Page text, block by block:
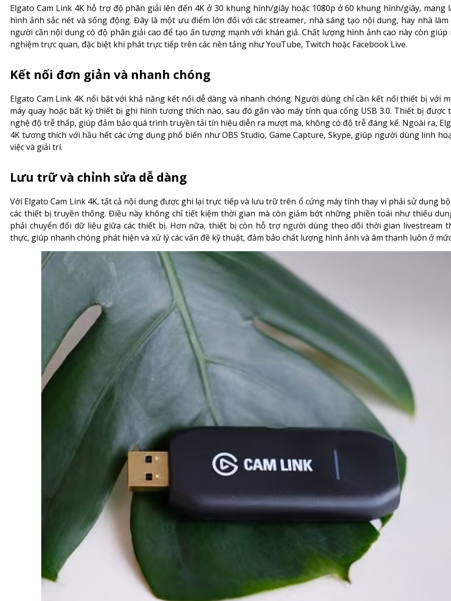
Elgato Cam Link 4K hỗ trợ độ phân giải lên đến 4K ở 30 khung hình/giây hoặc 1080p ở 60 khung hình/giây, mang
hình ảnh sắc nét và sống động. Đây là một ưu điểm lớn đối với các streamer, nhà sáng tạo nội dung, hay nhà
người cần nội dung có độ phân giải cao để tạo ấn tượng mạnh với khán giả. Chất lượng hình ảnh cao này còn giúp
nghiệm trực quan, đặc biệt khi phát trực tiếp trên các nền tảng như YouTube, Twitch hoặc Facebook Live.
Kết nối đơn giản và nhanh chóng
Elgato Cam Link 4K nổi bật với khả năng kết nối dễ dàng và nhanh chóng. Người dùng chỉ cần kết nối thiết bị với
máy quay hoặc bất kỳ thiết bị ghi hình tương thích nào, sau đó gắn vào máy tính qua cổng USB 3.0. Thiết bị được
nghệ độ trễ thấp, giúp đảm bảo quá trình truyền tải tín hiệu diễn ra mượt mà, không có độ trễ đáng kể. Ngoài ra,
4K tương thích với hầu hết các ứng dụng phổ biến như OBS Studio, Game Capture, Skype, giúp người dùng linh
việc và giải trí.
Lưu trữ và chỉnh sửa dễ dàng
Với Elgato Cam Link 4K, tất cả nội dung được ghi lại trực tiếp và lưu trữ trên ổ cứng máy tính thay vì phải sử dụng
các thiết bị truyền thống. Điều này không chỉ tiết kiệm thời gian mà còn giảm bớt những phiền toái như thiếu
phải chuyển đổi dữ liệu giữa các thiết bị. Hơn nữa, thiết bị còn hỗ trợ người dùng theo dõi thời gian livestream
thực, giúp nhanh chóng phát hiện và xử lý các vấn đề kỹ thuật, đảm bảo chất lượng hình ảnh và âm thanh luôn ở